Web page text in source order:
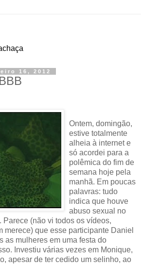
16, 2012
Ontem, domingão,
estive totalmente
alheia à internet e
só acordei para a
polêmica do fim de
semana hoje pela
manhã. Em poucas
palavras: tudo
indica que houve
abuso sexual no
Parece (não vi todos os vídeos,
merece) que esse participante Daniel
as mulheres em uma festa do
Investiu várias vezes em Monique,
apesar de ter cedido um selinho, ao